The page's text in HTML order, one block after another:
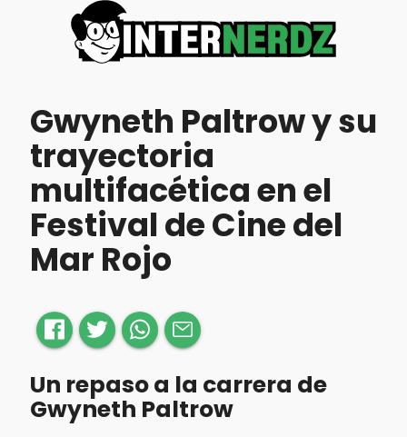
Gwyneth Paltrow y su
trayectoria
multifacética en el
Festival de Cine del
Mar Rojo
Un repaso a la carrera de
Gwyneth Paltrow